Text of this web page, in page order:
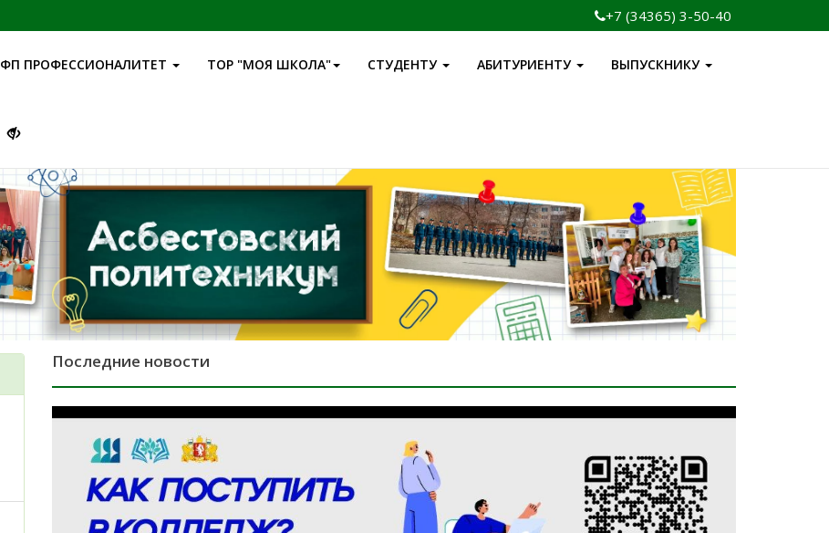
+7 (34365) 3-50-40
ФП ПРОФЕССИОНАЛИТЕТ ТОР "МОЯ ШКОЛА" СТУДЕНТУ АБИТУРИЕНТУ ВЫПУСКНИКУ
Последние новости